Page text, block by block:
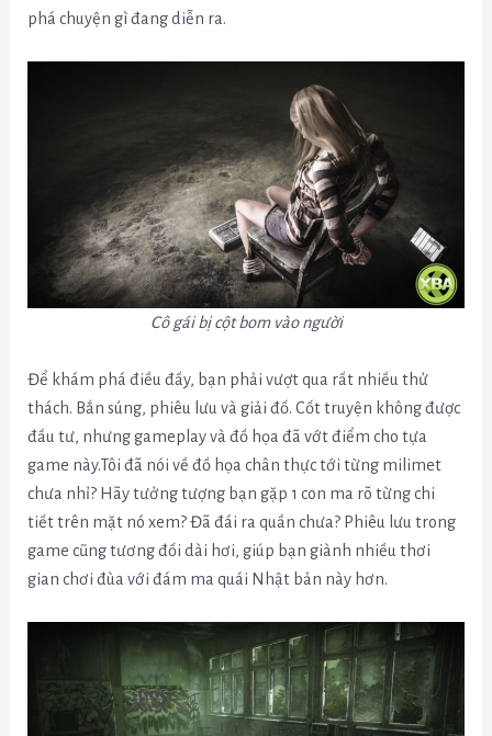
phá chuyện gì đang diễn ra.
Cô gái bị cột bom vào người
Để khám phá điều đấy, bạn phải vượt qua rất nhiều thử
thách. Bắn súng, phiêu lưu và giải đố. Cốt truyện không được
đầu tư, nhưng gameplay và đồ họa đã vớt điểm cho tựa
game này.Tôi đã nói về đồ họa chân thực tới từng milimet
chưa nhỉ? Hãy tưởng tượng bạn gặp 1 con ma rõ từng chi
tiết trên mặt nó xem? Đã đái ra quần chưa? Phiêu lưu trong
game cũng tương đối dài hơi, giúp bạn giành nhiều thơi
gian chơi đùa với đám ma quái Nhật bản này hơn.